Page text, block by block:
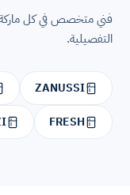
فني متخصص في كل
التفصيلية.
ZANUSSI
FRESH